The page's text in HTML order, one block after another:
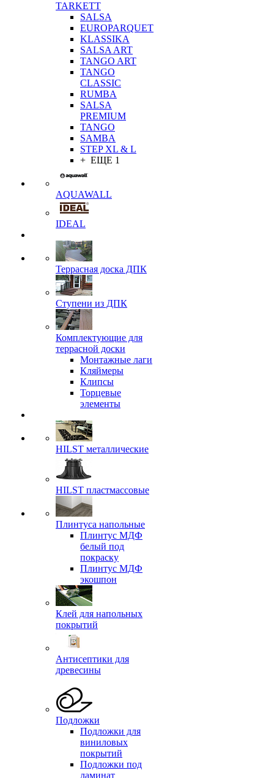
TARKETT
SALSA
EUROPARQUET
KLASSIKA
SALSA ART
TANGO ART
TANGO
CLASSIC
RUMBA
SALSA
PREMIUM
TANGO
SAMBA
STEP XL & L
+ ЕЩЕ 1
AQUAWALL
IDEAL
Террасная доска ДПК
Ступени из ДПК
Комплектующие для
террасной доски
Монтажные лаги
Кляймеры
Клипсы
Торцевые
элементы
HILST металлические
HILST пластмассовые
Плинтуса напольные
Плинтус МДФ
белый под
покраску
Плинтус МДФ
экошпон
Клей для напольных
покрытий
Антисептики для
древесины
Подложки
Подложки для
виниловых
покрытий
Подложки под
ламинат